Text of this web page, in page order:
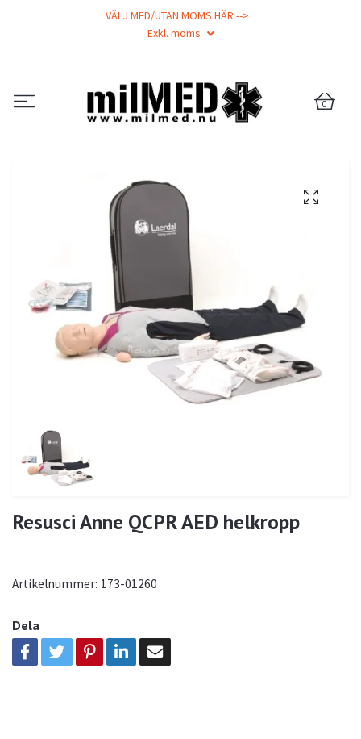
VÄLJ MED/UTAN MOMS HÄR -->
Exkl. moms
0
Resusci Anne QCPR AED helkropp
Artikelnummer: 173-01260
Dela